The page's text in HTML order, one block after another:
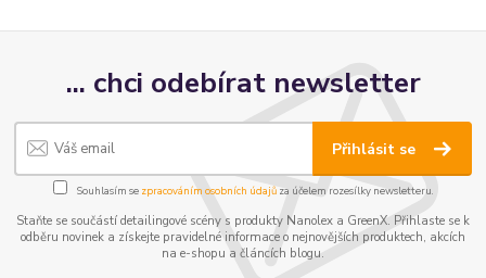
... chci odebírat newsletter
Přihlásit se
Souhlasím se zpracováním osobních údajůza účelem rozesílky newsletteru.
Staňte se součástí detailingové scény s produkty Nanolex a GreenX. Přihlaste se k
odběru novinek a získejte pravidelné informace o nejnovějších produktech, akcích
na e-shopu a článcích blogu.